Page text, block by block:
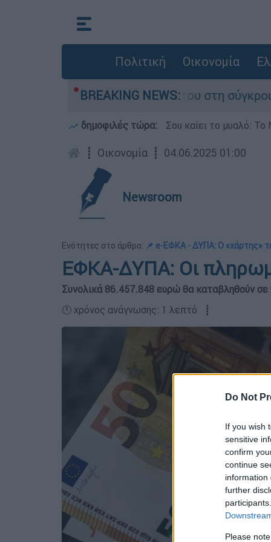
Do Not
If you wish
sensitive
confirm
continue
information
further
Please
Πολιτική Οικονομία
BREAKING NEWS:
που έχασε τη ζωή του στη σύγκρουση
δημοφιλές τώρα: Σου καίει το μυαλό:
┋ Οικονομία ┋ 04.06.2025 01:00
Newsroom
Ενότητες στο άρθρο: 📌 e-ΕΦΚΑ - ΔΥΠΑ: Ο «χάρτης»
ΕΦΚΑ-ΔΥΠΑ: Οι
Συνολικά 86.457.848 ευρώ θα καταβληθούν σε
🕛 χρόνος ανάγνωσης: 1 λεπτό ┋